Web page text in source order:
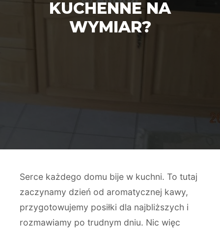
KUCHENNE NA
WYMIAR?
Serce każdego domu bije w kuchni. To tutaj
zaczynamy dzień od aromatycznej kawy,
przygotowujemy posiłki dla najbliższych i
rozmawiamy po trudnym dniu. Nic więc